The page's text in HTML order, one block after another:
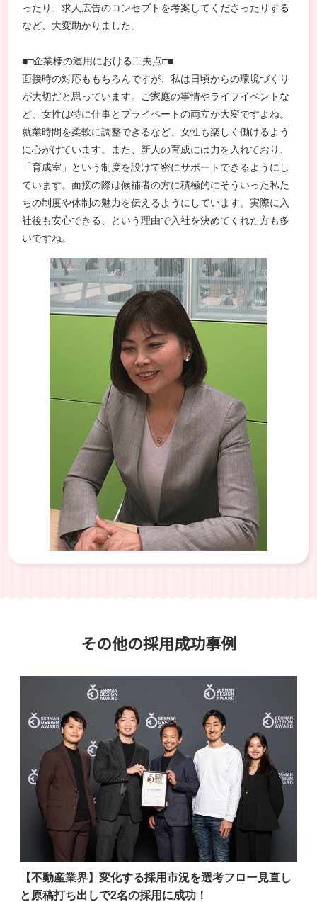
ったり、求人広告のコンセプトを考案してくださったりする
など、大変助かりました。
■□企業様の運用における工夫点□■
面接時の対応ももちろんですが、私は日頃からの環境づくり
が大切だと思っています。ご家庭の事情やライフイベントな
ど、女性は特に仕事とプライベートの両立が大変ですよね。
就業時間を柔軟に調整できるなど、女性も楽しく働けるよう
に心がけています。また、新人の育成には力を入れており、
「育成室」という制度を設けて密にサポートできるようにし
ています。面接の際は候補者の方に積極的にそういった私た
ちの制度や体制の魅力を伝えるようにしています。実際に入
社後も安心できる、という理由で入社を決めてくれた方も多
いですね。
その他の採用成功事例
【不動産業界】変化する採用市況を選考フロー見直し
と原稿打ち出しで2名の採用に成功！